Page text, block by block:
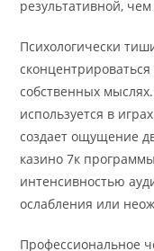
результативной,
Психологически
собственных
используется в
создает ощущение
казино 7к
интенсивностью
ослабления или
Профессиональное